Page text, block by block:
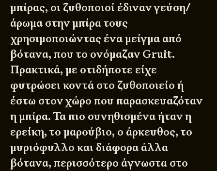
μπίρας, οι ζυθοποιοί έδιναν γεύση/
άρωμα στην μπίρα τους
χρησιμοποιώντας ένα μείγμα από
βότανα, που το ονόμαζαν Gruit.
Πρακτικά, με οτιδήποτε είχε
φυτρώσει κοντά στο ζυθοποιείο ή
έστω στον χώρο που παρασκευαζόταν
η μπίρα. Τα πιο συνηθισμένα ήταν η
ερείκη, το μαρούβιο, ο άρκευθος, το
μυριόφυλλο και διάφορα άλλα
βότανα, περισσότερο άγνωστα στο